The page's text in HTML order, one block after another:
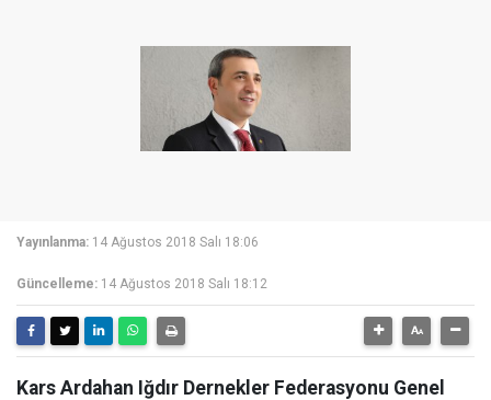
Yayınlanma: 14 Ağustos 2018 Salı 18:06
Güncelleme: 14 Ağustos 2018 Salı 18:12
Kars Ardahan Iğdır Dernekler Federasyonu Genel